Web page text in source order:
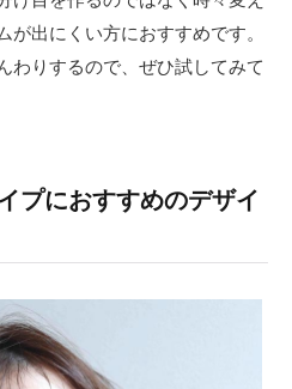
が出にくい方におすすめです。
わりするので、ぜひ試してみて
プにおすすめのデザイ